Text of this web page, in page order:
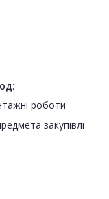
роботи
закупівлі